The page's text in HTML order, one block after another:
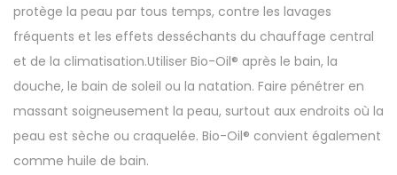
protège la peau par tous temps, contre les lavages
fréquents et les effets desséchants du chauffage central
et de la climatisation.Utiliser Bio-Oil® après le bain, la
douche, le bain de soleil ou la natation. Faire pénétrer en
massant soigneusement la peau, surtout aux endroits où la
peau est sèche ou craquelée. Bio-Oil® convient également
comme huile de bain.